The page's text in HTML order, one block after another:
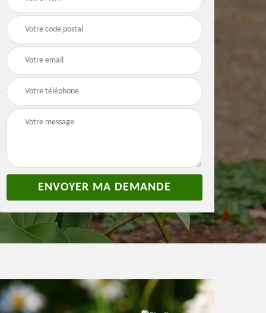
demoussage de
toiture 31
Pose de clôture et
grillage 31